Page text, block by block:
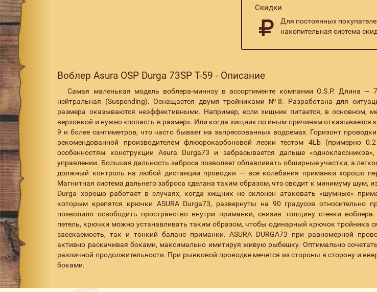
Скидки
Для постоянных
накопительная система
Воблер Asura OSP Durga 73SP Т-59 - Описание
Самая маленькая модель воблера-минноу в ассортименте компании O.S.P. Длина —
нейтральная (Suspending). Оснащается двумя тройниками №8. Разработана для
размера оказываются неэффективными. Например, если хищник питается, в основном,
верховкой и нужно «попасть в размер». Или когда хищник по иным причинам отказывается
9 и более сантиметров, что часто бывает на запрессованных водоемах. Горизонт
рекомендованной производителем флюорокарбоновой лески тестом 4Lb (примерно
особенностям конструкции Asura Durga73 и забрасывается дальше
управлении. Большая дальность заброса позволяет облавливать обширные участки, а
должный контроль на любой дистанции проводки — все колебания приманки хорошо
Магнитная система дальнего заброса сделана таким образом, что сводит к минимуму шум,
Durga хорошо работает в случаях, когда хищник не склонен атаковать «шумные»
которым крепятся крючки ASURA Durga73, развернуты на 90 градусов относительно
позволило освободить пространство внутри приманки, снизив толщину стенки
петель, крючки можно устанавливать таким образом, чтобы одинарный крючок тройника
засекаемость, так и тонкий баланс приманки. ASURA DURGA73 при равномерной
активно раскачивая боками, максимально имитируя живую рыбешку. Оптимально
различной продолжительности. При рывковой проводке мечется из стороны в сторону и
боками.